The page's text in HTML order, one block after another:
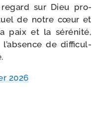
sur Dieu pro­
de notre cœur et
paix et la séré­ni­té,
de dif­fi­cul­
2026